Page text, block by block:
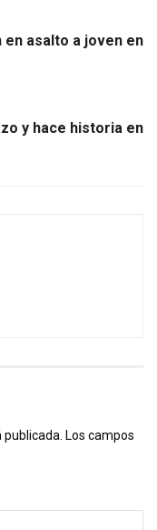
asalto a joven en
y hace historia en
Los campos